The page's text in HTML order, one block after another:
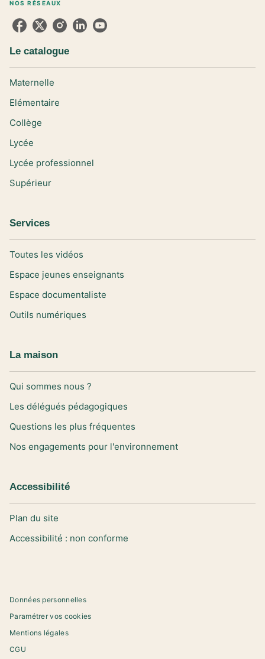
NOS RÉSEAUX
Le catalogue
Maternelle
Elémentaire
Collège
Lycée
Lycée professionnel
Supérieur
Services
Toutes les vidéos
Espace jeunes enseignants
Espace documentaliste
Outils numériques
La maison
Qui sommes nous ?
Les délégués pédagogiques
Questions les plus fréquentes
Nos engagements pour l'environnement
Accessibilité
Plan du site
Accessibilité : non conforme
Données personnelles
Paramétrer vos cookies
Mentions légales
CGU